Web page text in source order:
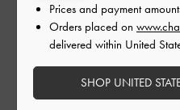
近
Prices and payment
Orders placed on
delivered within United
SHOP UNITED